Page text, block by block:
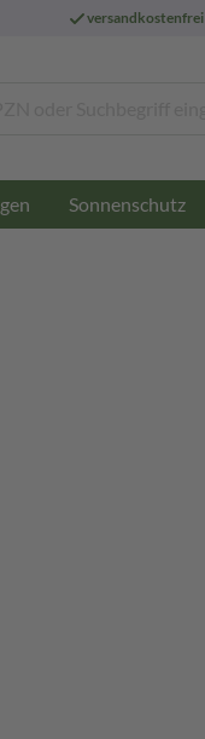
versandkostenfrei
Sonnenschutz